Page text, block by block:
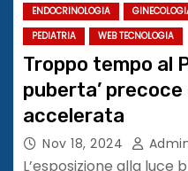
ENDOCRINOLOGIA
PEDIATRIA
WEB TECNOLOGIA
Troppo tempo al
puberta’
accelerata
Nov 18, 2024
L’esposizione alla luce